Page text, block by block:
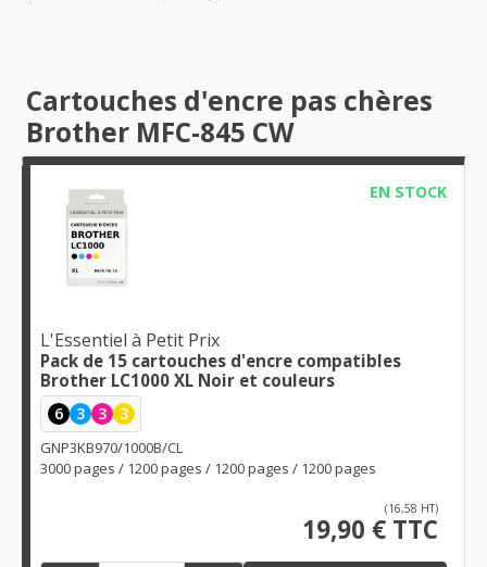
Cartouches d'encre pas chères
Brother MFC-845 CW
EN STOCK
L'Essentiel à Petit Prix
Pack de 15 cartouches d'encre compatibles
Brother LC1000 XL Noir et couleurs
6 3 3 3
GNP3KB970/1000B/CL
3000 pages / 1200 pages / 1200 pages / 1200 pages
(16,58 HT)
19,90 € TTC